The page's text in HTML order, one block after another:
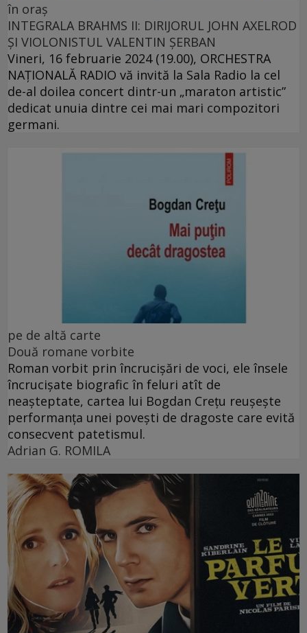
în oraș
INTEGRALA BRAHMS II: DIRIJORUL JOHN AXELROD
ȘI VIOLONISTUL VALENTIN ȘERBAN
Vineri, 16 februarie 2024 (19.00), ORCHESTRA
NAŢIONALĂ RADIO vă invită la Sala Radio la cel
de-al doilea concert dintr-un „maraton artistic”
dedicat unuia dintre cei mai mari compozitori
germani.
pe de altă carte
Două romane vorbite
Roman vorbit prin încrucișări de voci, ele însele
încrucișate biografic în feluri atît de
neașteptate, cartea lui Bogdan Crețu reușește
performanța unei povești de dragoste care evită
consecvent patetismul.
Adrian G. ROMILA